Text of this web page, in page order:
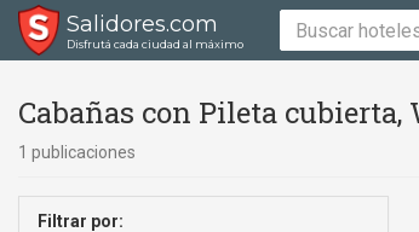
Salidores.com
Disfrutá cada ciudad al máximo
Cabañas con Pileta
1 publicaciones
Filtrar por: